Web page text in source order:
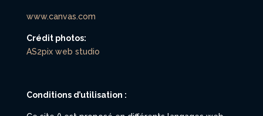
www.canvas.com
Crédit photos:
AS2pix web studio
Conditions d’utilisation :